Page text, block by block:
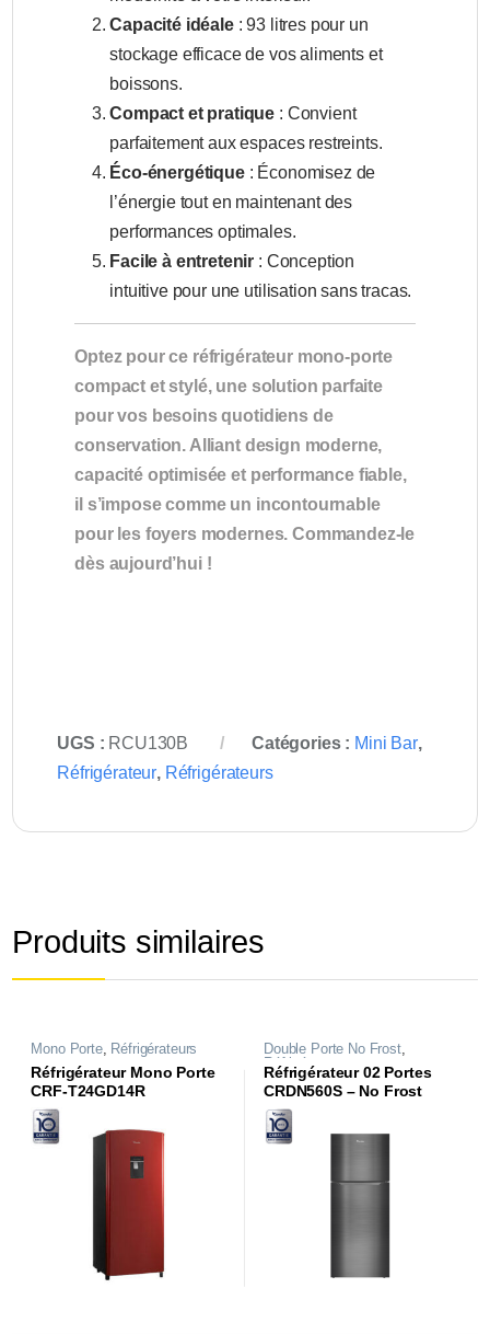
Capacité idéale: 93 litres pour un
stockage efficace de vos aliments et
boissons.
Compact et pratique : Convient
parfaitement aux espaces restreints.
Éco-énergétique: Économisez de
l’énergie tout en maintenant des
performances optimales.
Facile à entretenir : Conception
intuitive pour une utilisation sans tracas.
Optez pour ce réfrigérateur mono-porte
compact et stylé, une solution parfaite
pour vos besoins quotidiens de
conservation. Alliant design moderne,
capacité optimisée et performance fiable,
il s’impose comme un incontournable
pour les foyers modernes. Commandez-le
dès aujourd’hui !
UGS : RCU130B Catégories : Mini Bar,
Réfrigérateur, Réfrigérateurs
Produits similaires
Mono Porte, Réfrigérateurs
Réfrigérateur Mono Porte
CRF-T24GD14R
Double Porte No Frost,
Réfrigérateurs
Réfrigérateur 02 Portes
CRDN560S – No Frost